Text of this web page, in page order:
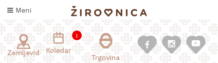
na
Meni
Zemljevid
1
Koledar
Trgovina